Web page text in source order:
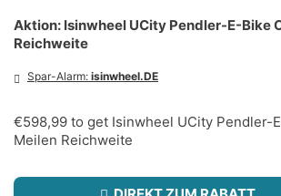
Aktion: Isinwheel UCity Pendler-E-Bike
Reichweite
Spar-Alarm: isinwheel.DE
€598,99 to get Isinwheel UCity Pendler-
Meilen Reichweite